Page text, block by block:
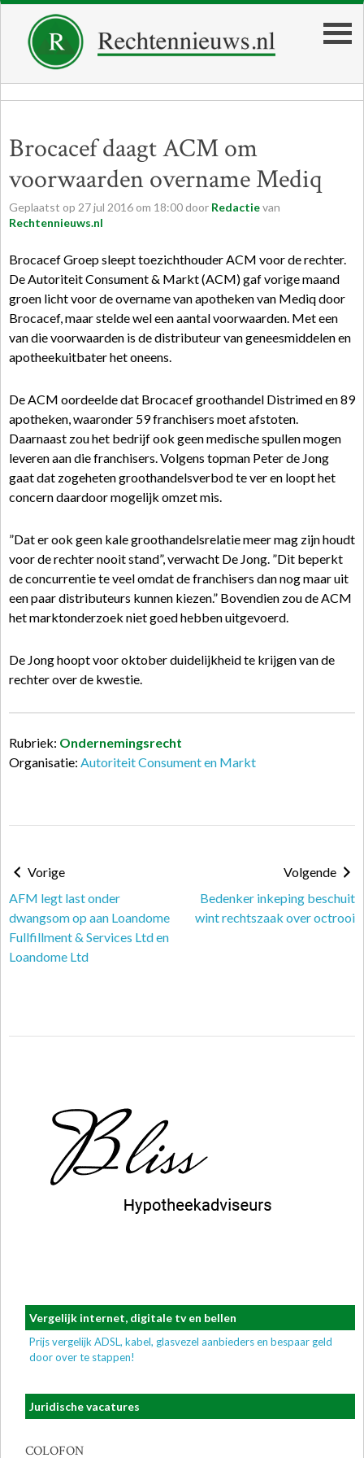
Brocacef daagt ACM om
voorwaarden overname Mediq
Geplaatst op 27jul 2016 om 18:00 door Redactievan
Rechtennieuws.nl
Brocacef Groep sleept toezichthouder ACM voor de rechter.
De Autoriteit Consument & Markt (ACM) gaf vorige maand
groen licht voor de overname van apotheken van Mediq door
Brocacef, maar stelde wel een aantal voorwaarden. Met een
van die voorwaarden is de distributeur van geneesmiddelen en
apotheekuitbater het oneens.
De ACM oordeelde dat Brocacef groothandel Distrimed en 89
apotheken, waaronder 59 franchisers moet afstoten.
Daarnaast zou het bedrijf ook geen medische spullen mogen
leveren aan die franchisers. Volgens topman Peter de Jong
gaat dat zogeheten groothandelsverbod te ver en loopt het
concern daardoor mogelijk omzet mis.
”Dat er ook geen kale groothandelsrelatie meer mag zijn houdt
voor de rechter nooit stand”, verwacht De Jong. ”Dit beperkt
de concurrentie te veel omdat de franchisers dan nog maar uit
een paar distributeurs kunnen kiezen.” Bovendien zou de ACM
het marktonderzoek niet goed hebben uitgevoerd.
De Jong hoopt voor oktober duidelijkheid te krijgen van de
rechter over de kwestie.
Rubriek: Ondernemingsrecht
Organisatie: Autoriteit Consument en Markt
Vorige
AFM legt last onder
dwangsom op aan Loandome
Fullfillment & Services Ltd en
Loandome Ltd
Volgende
Bedenker inkeping beschuit
wint rechtszaak over octrooi
Vergelijk internet, digitale tv en bellen
Prijs vergelijk ADSL, kabel, glasvezel aanbieders en bespaar geld
door over te stappen!
Juridische vacatures
COLOFON